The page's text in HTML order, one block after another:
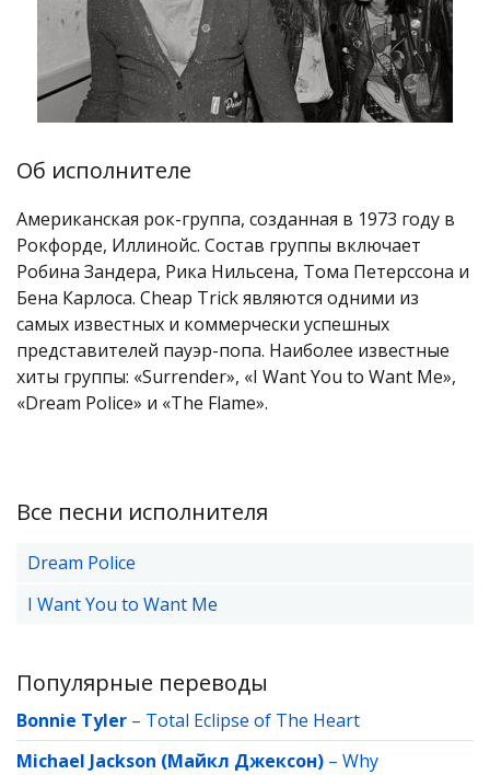
Об исполнителе
Американская рок-группа, созданная в 1973 году в
Рокфорде, Иллинойс. Состав группы включает
Робина Зандера, Рика Нильсена, Тома Петерссона и
Бена Карлоса. Cheap Trick являются одними из
самых известных и коммерчески успешных
представителей пауэр-попа. Наиболее известные
хиты группы: «Surrender», «I Want You to Want Me»,
«Dream Police» и «The Flame».
Все песни исполнителя
Dream Police
I Want You to Want Me
Популярные переводы
Bonnie Tyler – Total Eclipse of The Heart
Michael Jackson (Майкл Джексон) – Why